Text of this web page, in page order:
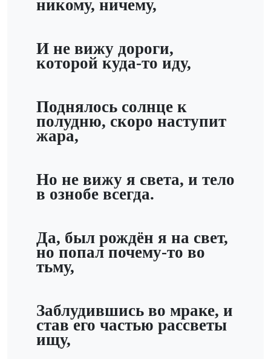
никому, ничему,
И не вижу дороги,
которой куда-то иду,
Поднялось солнце к
полудню, скоро наступит
жара,
Но не вижу я света, и тело
в ознобе всегда.
Да, был рождён я на свет,
но попал почему-то во
тьму,
Заблудившись во мраке, и
став его частью рассветы
ищу,